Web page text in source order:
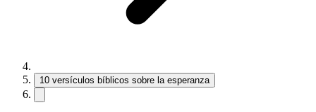
10 versículos bíblicos sobre la esperanza